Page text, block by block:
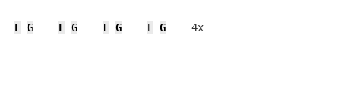
F G F G F G F G
    4x